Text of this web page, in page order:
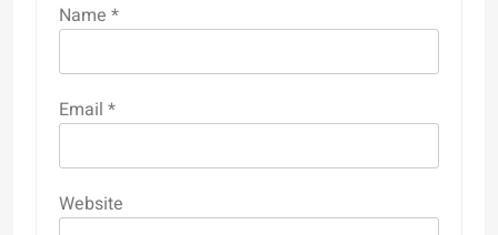
Name *
Email *
Website